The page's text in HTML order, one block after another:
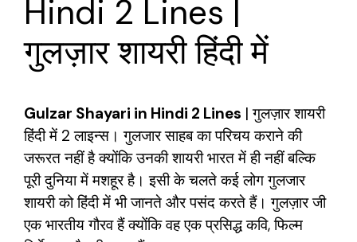
Hindi 2 Lines |
गुलज़ार शायरी हिंदी में
Gulzar Shayari in Hindi 2 Lines | गुलज़ार शायरी
हिंदी में 2 लाइन्स। गुलजार साहब का परिचय कराने की
जरूरत नहीं है क्योंकि उनकी शायरी भारत में ही नहीं बल्कि
पूरी दुनिया में मशहूर है। इसी के चलते कई लोग गुलजार
शायरी को हिंदी में भी जानते और पसंद करते हैं। गुलज़ार जी
एक भारतीय गौरव हैं क्योंकि वह एक प्रसिद्ध कवि, फिल्म